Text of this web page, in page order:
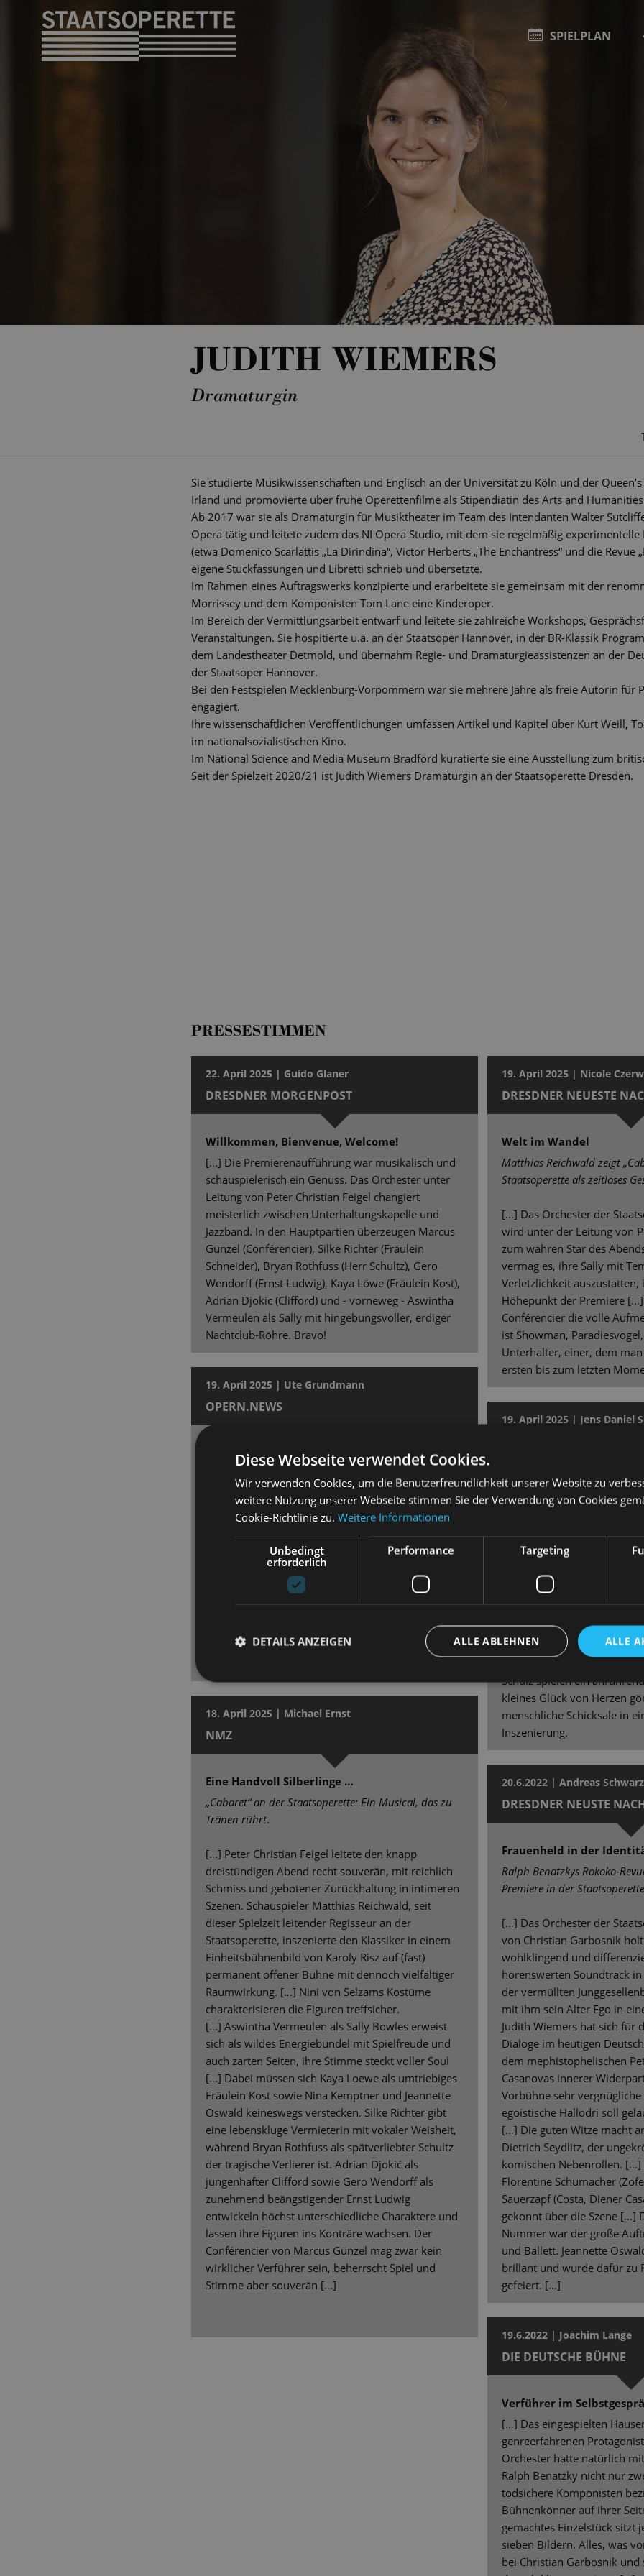
SPIELPLAN
JUDITH WIEMERS
Dramaturgin
Sie studierte Musikwissenschaften und Englisch an der Universität zu Köln und der
Irland und promovierte über frühe Operettenfilme als Stipendiatin des Arts and Humanities
Ab 2017 war sie als Dramaturgin für Musiktheater im Team des Intendanten Walter
Opera tätig und leitete zudem das NI Opera Studio, mit dem sie regelmäßig
(etwa Domenico Scarlattis „La Dirindina“, Victor Herberts „The Enchantress“ und die Revue
eigene Stückfassungen und Libretti schrieb und übersetzte.
Im Rahmen eines Auftragswerks konzipierte und erarbeitete sie gemeinsam mit der
Morrissey und dem Komponisten Tom Lane eine Kinderoper.
Im Bereich der Vermittlungsarbeit entwarf und leitete sie zahlreiche Workshops,
Veranstaltungen. Sie hospitierte u.a. an der Staatsoper Hannover, in der BR-Klassik
dem Landestheater Detmold, und übernahm Regie- und Dramaturgieassistenzen an der
der Staatsoper Hannover.
Bei den Festspielen Mecklenburg-Vorpommern war sie mehrere Jahre als freie Autorin für
engagiert.
Ihre wissenschaftlichen Veröffentlichungen umfassen Artikel und Kapitel über Kurt Weill,
im nationalsozialistischen Kino.
Im National Science and Media Museum Bradford kuratierte sie eine Ausstellung zum
Seit der Spielzeit 2020/21 ist Judith Wiemers Dramaturgin an der Staatsoperette Dresden.
PRESSESTIMMEN
22. April 2025 | Guido Glaner
DRESDNER MORGENPOST
Willkommen, Bienvenue, Welcome!
[...] Die Premierenaufführung war musikalisch und
schauspielerisch ein Genuss. Das Orchester unter
Leitung von Peter Christian Feigel changiert
meisterlich zwischen Unterhaltungskapelle und
Jazzband. In den Hauptpartien überzeugen Marcus
Günzel (Conférencier), Silke Richter (Fräulein
Schneider), Bryan Rothfuss (Herr Schultz), Gero
Wendorff (Ernst Ludwig), Kaya Löwe (Fräulein Kost),
Adrian Djokic (Clifford) und - vorneweg - Aswintha
Vermeulen als Sally mit hingebungsvoller, erdiger
Nachtclub-Röhre. Bravo!
19. April 2025 | Nicole
DRESDNER NEUESTE
Welt im Wandel
Matthias Reichwald zeigt
Staatsoperette als zeitloses
[...] Das Orchester der
wird unter der Leitung von
zum wahren Star des
vermag es, ihre Sally mit
Verletzlichkeit
Höhepunkt der Premiere
Conférencier die volle
ist Showman,
Unterhalter, einer, dem
ersten bis zum letzten
19. April 2025 | Ute Grundmann
OPERN.NEWS
Zeitgeschichte mit Fallstricken
Reichwald beglückende Songs und bedrückende
Szenen zusammen.
[…] es ist ein mitreißender Abend gelungen, in den
hellen wie den dunklen Momenten – getragen von
exzellenten Sängerdarstellern, Tänzern und
Musikern. […] Ein mächtiger Trommelwirbel,
grandiosen, erfreulichen und schmerzenden Abend
ab, der die Gefühle des Publikums durcheinander
19. April 2025 | Jens Daniel
Berührende Schicksale in
Inszenierung
„Cabaret“ zu einer
[...] Die Musik, mit gutem
Christian Feigel, wird
meisterhaft auf der Klaviatur
Entgrenzung [...] Fräulein
Schulz spielen ein
kleines Glück von Herzen
menschliche Schicksale in
Inszenierung.
18. April 2025 | Michael Ernst
NMZ
Eine Handvoll Silberlinge …
„Cabaret“ an der Staatsoperette: Ein Musical, das zu
Tränen rührt.
[...] Peter Christian Feigel leitete den knapp
dreistündigen Abend recht souverän, mit reichlich
Schmiss und gebotener Zurückhaltung in intimeren
Szenen. Schauspieler Matthias Reichwald, seit
dieser Spielzeit leitender Regisseur an der
Staatsoperette, inszenierte den Klassiker in einem
Einheitsbühnenbild von Karoly Risz auf (fast)
permanent offener Bühne mit dennoch vielfältiger
Raumwirkung. […] Nini von Selzams Kostüme
charakterisieren die Figuren treffsicher.
[...] Aswintha Vermeulen als Sally Bowles erweist
sich als wildes Energiebündel mit Spielfreude und
auch zarten Seiten, ihre Stimme steckt voller Soul
[...] Dabei müssen sich Kaya Loewe als umtriebiges
Fräulein Kost sowie Nina Kemptner und Jeannette
Oswald keineswegs verstecken. Silke Richter gibt
eine lebenskluge Vermieterin mit vokaler Weisheit,
während Bryan Rothfuss als spätverliebter Schultz
der tragische Verlierer ist. Adrian Djokić als
jungenhafter Clifford sowie Gero Wendorff als
zunehmend beängstigender Ernst Ludwig
entwickeln höchst unterschiedliche Charaktere und
lassen ihre Figuren ins Konträre wachsen. Der
Conférencier von Marcus Günzel mag zwar kein
wirklicher Verführer sein, beherrscht Spiel und
Stimme aber souverän [...]
20.6.2022 | Andreas
DRESDNER NEUSTE
Frauenheld in der
Ralph Benatzkys Rokoko-
Premiere in der Staatsoperette
[…] Das Orchester der
von Christian Garbosnik
wohlklingend und
hörenswerten Soundtrack
der vermüllten
mit ihm sein Alter Ego in
Judith Wiemers hat sich für
Dialoge im heutigen
dem mephistophelischen
Casanovas innerer
Vorbühne sehr
egoistische Hallodri soll
[…] Die guten Witze macht
Dietrich Seydlitz, der
komischen Nebenrollen.
Florentine Schumacher
Sauerzapf (Costa, Diener
gekonnt über die Szene […]
Nummer war der große
und Ballett. Jeannette
brillant und wurde dafür zu
gefeiert. […]
19.6.2022 | Joachim Lange
DIE DEUTSCHE BÜHNE
Verführer im
[…] Das eingespielten
genreerfahrenen
Orchester hatte natürlich
Ralph Benatzky nicht nur
todsichere Komponisten
Bühnenkönner auf ihrer
gemachtes Einzelstück sitzt
sieben Bildern. Alles, was
bei Christian Garbosnik und
Diese Webseite verwendet Cookies.
Wir verwenden Cookies, um die Benutzerfreundlichkeit unserer Website zu
weitere Nutzung unserer Webseite stimmen Sie der Verwendung von Cookies
Cookie-Richtlinie zu. Weitere Informationen
Unbedingt
erforderlich
Performance Targeting
ALLE
ALLE ABLEHNEN
DETAILS ANZEIGEN